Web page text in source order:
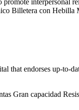
Billetera con
that endorses up-to-
Gran capacidad